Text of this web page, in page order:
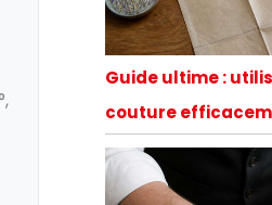
Guide ultime :
couture